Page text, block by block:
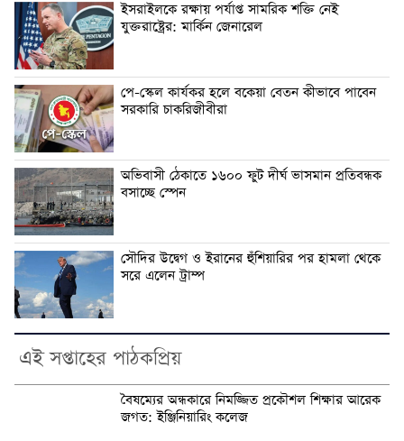
ইসরাইলকে রক্ষায় পর্যাপ্ত সামরিক শক্তি নেই
যুক্তরাষ্ট্রের: মার্কিন জেনারেল
পে-স্কেল কার্যকর হলে বকেয়া বেতন কীভাবে পাবেন
সরকারি চাকরিজীবীরা
অভিবাসী ঠেকাতে ১৬০০ ফুট দীর্ঘ ভাসমান প্রতিবন্ধক
বসাচ্ছে স্পেন
সৌদির উদ্বেগ ও ইরানের হুঁশিয়ারির পর হামলা থেকে
সরে এলেন ট্রাম্প
এই সপ্তাহের পাঠকপ্রিয়
বৈষম্যের অন্ধকারে নিমজ্জিত প্রকৌশল শিক্ষার আরেক
জগত: ইঞ্জিনিয়ারিং কলেজ